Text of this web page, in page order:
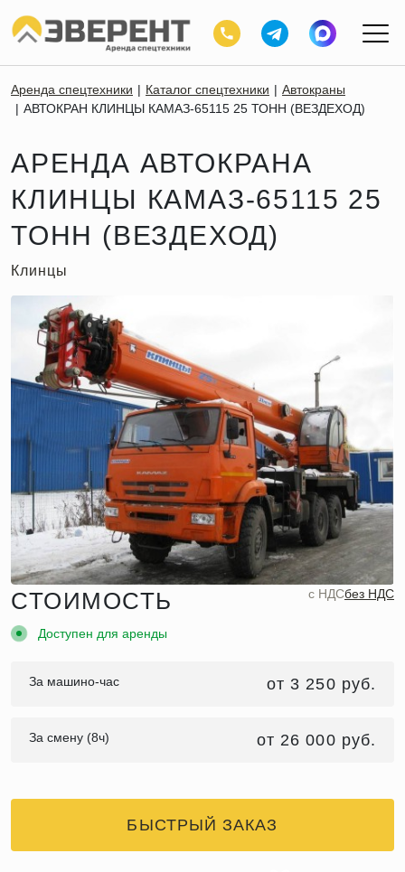
Аренда спецтехники Каталог спецтехники
Автокраны
АВТОКРАН КЛИНЦЫ КАМАЗ-65115 25 ТОНН (ВЕЗДЕХОД)
АРЕНДА АВТОКРАНА
КЛИНЦЫ КАМАЗ-65115 25
ТОНН (ВЕЗДЕХОД)
Клинцы
СТОИМОСТЬ c НДСбез НДС
Доступен для аренды
За машино-час от 3 250 руб.
За смену (8ч) от 26 000 руб.
БЫСТРЫЙ ЗАКАЗ